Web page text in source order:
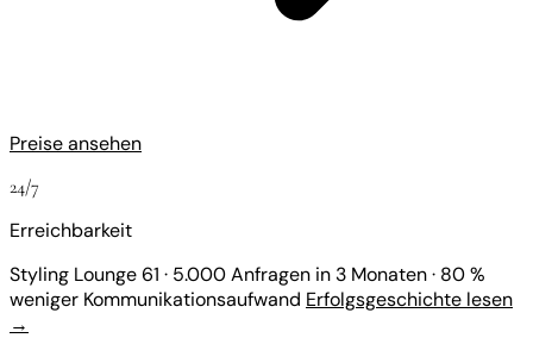
Preise ansehen
24/7
Erreichbarkeit
Styling Lounge 61 · 5.000 Anfragen in 3 Monaten· 80 %
weniger Kommunikationsaufwand Erfolgsgeschichte lesen
→